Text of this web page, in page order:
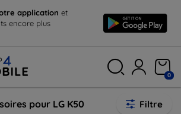
application et
encore plus
0
pour LG K50 Filtre